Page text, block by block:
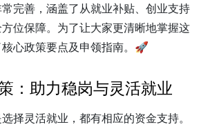
完善，涵盖了从就业补贴、创业支持
位保障。为了让大家更清晰地掌握这
心政策要点及申领指南。🚀
：助力稳岗与灵活就业
择灵活就业，都有相应的资金支持。